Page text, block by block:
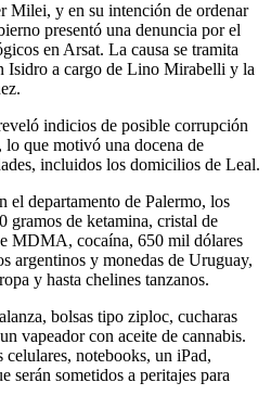
Milei, y en su intención de ordenar
presentó una denuncia por el
en Arsat. La causa se tramita
Isidro a cargo de Lino Mirabelli y la
indicios de posible corrupción
lo que motivó una docena de
incluidos los domicilios de Leal.
el departamento de Palermo, los
gramos de ketamina, cristal de
MDMA, cocaína, 650 mil dólares
argentinos y monedas de Uruguay,
y hasta chelines tanzanos.
bolsas tipo ziploc, cucharas
vapeador con aceite de cannabis.
notebooks, un iPad,
serán sometidos a peritajes para